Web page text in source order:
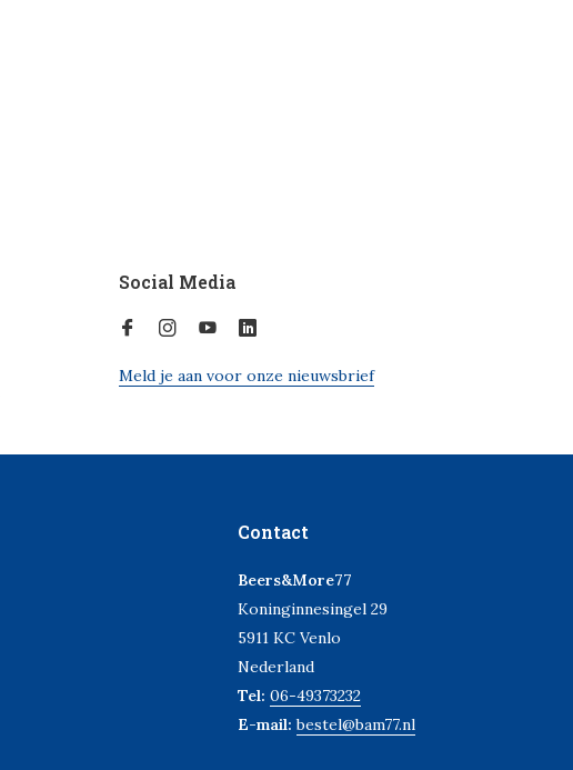
Social Media
Meld je aan voor onze nieuwsbrief
Contact
Beers&More77
Koninginnesingel 29
5911 KC Venlo
Nederland
Tel: 06-49373232
E-mail:bestel@bam77.nl